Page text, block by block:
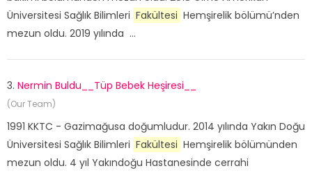
Üniversitesi Sağlık Bilimleri Fakültesi Hemşirelik bölümü’nden
mezun oldu. 2019 yılında ...
3. Nermin Buldu__Tüp Bebek Heşiresi__
(Our Team)
1991 KKTC - Gazimağusa doğumludur. 2014 yılında Yakın Doğu
Üniversitesi Sağlık Bilimleri Fakültesi Hemşirelik bölümünden
mezun oldu. 4 yıl Yakındoğu Hastanesinde cerrahi